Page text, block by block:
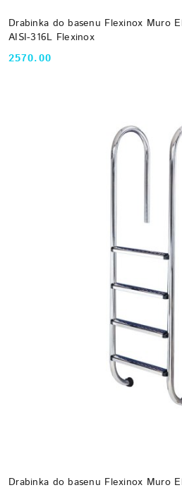
Drabinka do basenu Flexinox Muro
AISI-316L Flexinox
Cena:
2570.00
Drabinka do basenu Flexinox Muro